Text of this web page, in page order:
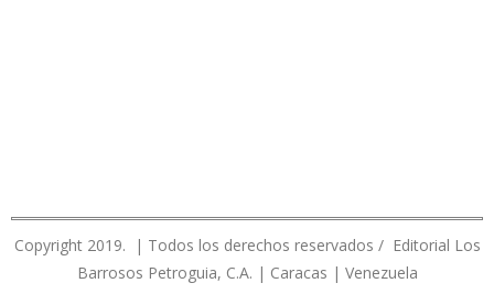
Copyright 2019. | Todos los derechos reservados / Editorial Los
Barrosos Petroguia, C.A. | Caracas | Venezuela